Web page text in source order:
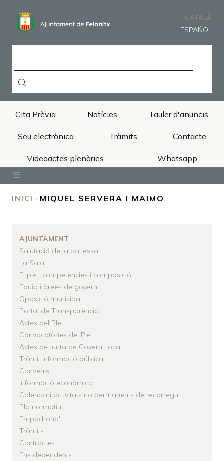
contingut
CATALÀ
ESPAÑOL
Cita Prèvia Notícies Tauler d'anuncis
Seu electrònica Tràmits Contacte
Videoactes plenàries Whatsapp
INICI MIQUEL SERVERA I MAIMO
AJUNTAMENT
Salutació de la batlessa
La Sala
El ple : competències i composició
Equip i àrees de govern
Oposició municipal
Portal de Transparència
Actes del Ple
Convocatòries del Ple
Actes de Junta de Govern Local
Tràmit informació pública
Convenis
Informació econòmica
Calendari activitats no permanents de recorregut
Pla normatiu
Empadrona't
Tràmits
Contractes
Ens dependents